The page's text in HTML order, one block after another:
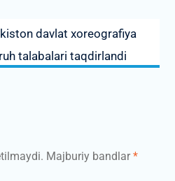
davlat xoreografiya
talabalari taqdirlandi
Majburiy bandlar*